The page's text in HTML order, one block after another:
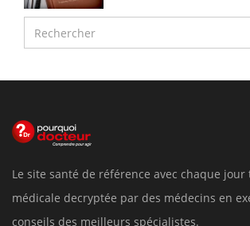
Le site santé de référence avec chaque
médicale decryptée par des médecins en
conseils des meilleurs spécialistes.